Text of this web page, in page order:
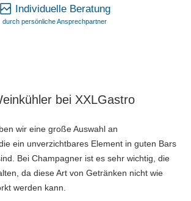
Individuelle Beratung
durch persönliche Ansprechpartner
bei XXLGastro
wir eine große Auswahl an
ein unverzichtbares Element in guten Bars
Bei Champagner ist es sehr wichtig, die
da diese Art von Getränken nicht wie
werden kann.